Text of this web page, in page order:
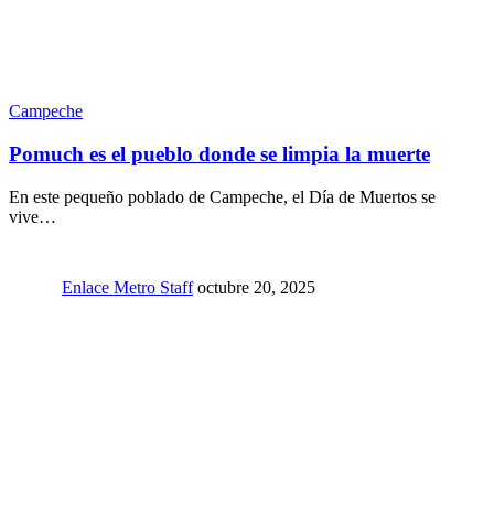
Campeche
Pomuch es el pueblo donde se limpia la muerte
En este pequeño poblado de Campeche, el Día de Muertos se
vive…
Enlace Metro Staff octubre 20, 2025